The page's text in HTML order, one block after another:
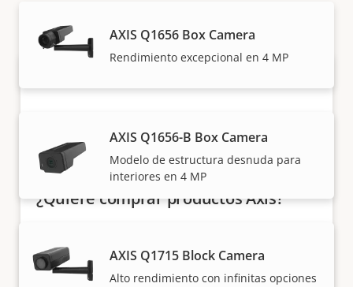
AXIS Q1656 Box Camera
Rendimiento excepcional en 4 MP
AXIS Q1656-B Box Camera
Modelo de estructura desnuda para
interiores en 4 MP
AXIS Q1715 Block Camera
Alto rendimiento con infinitas opciones
¿Quiere comprar productos Axis?
sistemas e instaladores de productos y
sistemas de Axis.